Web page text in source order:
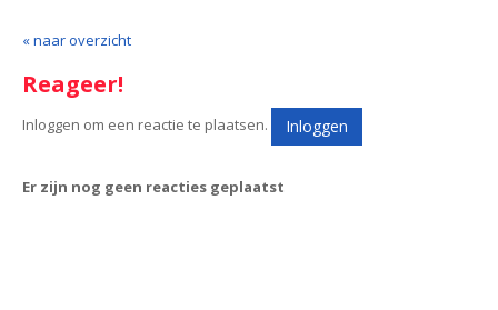
« naar overzicht
Reageer!
Inloggen om een reactie te plaatsen. Inloggen
Er zijn nog geen reacties geplaatst